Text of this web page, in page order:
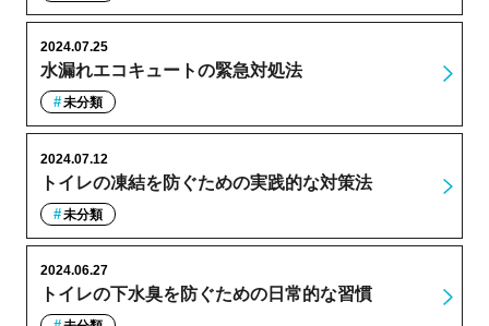
水漏れエコキュートの緊急対処法
2024.07.25
未分類
トイレの凍結を防ぐための実践的な対策法
2024.07.12
未分類
トイレの下水臭を防ぐための日常的な習慣
2024.06.27